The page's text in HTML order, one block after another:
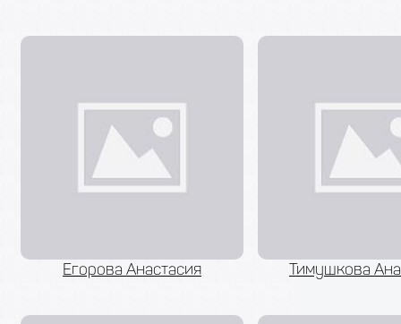
Егорова Анастасия Тимушкова